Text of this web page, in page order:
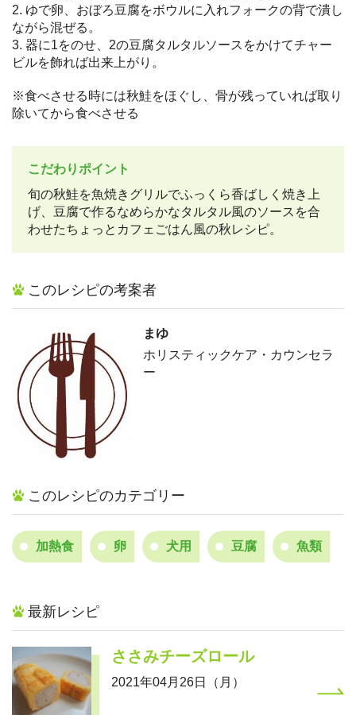
2. ゆで卵、おぼろ豆腐をボウルに入れフォークの背で潰し
ながら混ぜる。
3. 器に1をのせ、2の豆腐タルタルソースをかけてチャー
ビルを飾れば出来上がり。
※食べさせる時には秋鮭をほぐし、骨が残っていれば取り
除いてから食べさせる
こだわりポイント
旬の秋鮭を魚焼きグリルでふっくら香ばしく焼き上
げ、豆腐で作るなめらかなタルタル風のソースを合
わせたちょっとカフェごはん風の秋レシピ。
このレシピの考案者
まゆ
ホリスティックケア・カウンセラ
ー
このレシピのカテゴリー
加熱食 卵 犬用 豆腐 魚類
最新レシピ
ささみチーズロール
2021年04月26日（月）